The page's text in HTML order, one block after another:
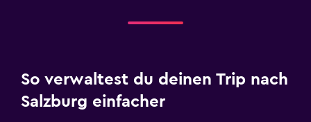
So verwaltest du deinen Trip nach
Salzburg einfacher